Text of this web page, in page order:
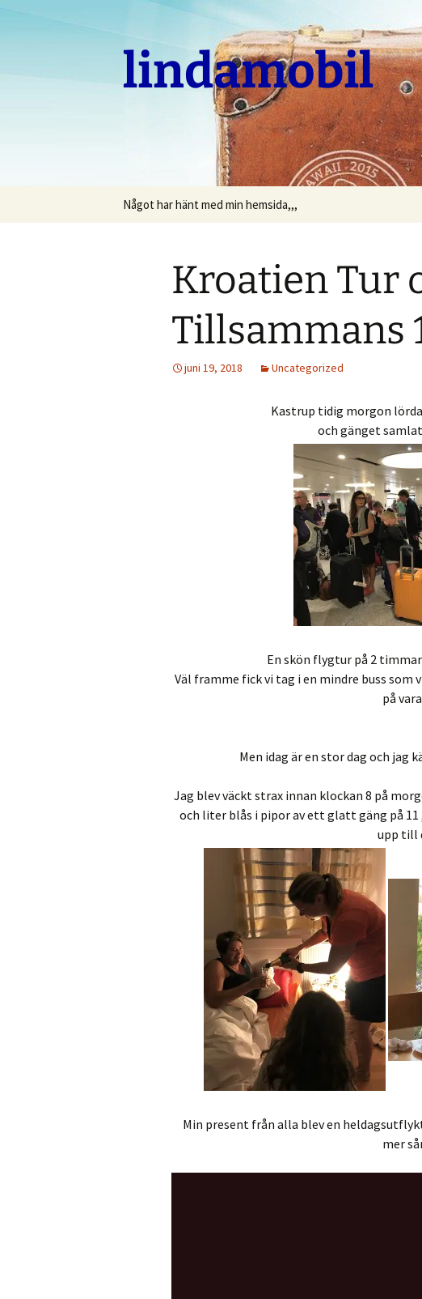
lindamobil
Något har hänt med min hemsida,,,
Kroatien Tur
Tillsammans
juni 19, 2018 Uncategorized
Kastrup tidig morgon
och gänget
En skön flygtur på 2
Väl framme fick vi tag i en mindre buss som
på
Men idag är en stor dag och jag
Jag blev väckt strax innan klockan 8 på
och liter blås i pipor av ett glatt gäng på
upp till
Min present från alla blev en
mer